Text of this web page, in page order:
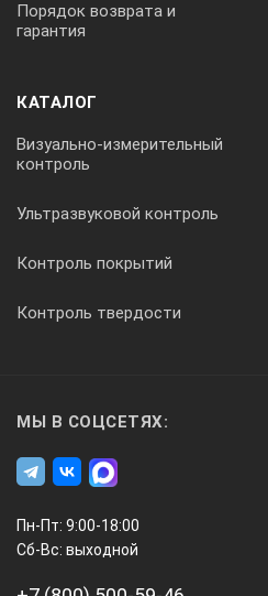
Порядок возврата и
гарантия
КАТАЛОГ
Визуально-измерительный
контроль
Ультразвуковой контроль
Контроль покрытий
Контроль твердости
МЫ В СОЦСЕТЯХ:
Пн-Пт: 9:00-18:00
Сб-Вс: выходной